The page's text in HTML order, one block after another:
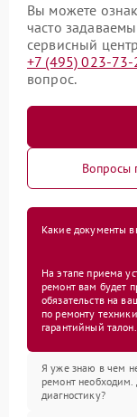
Вы можете
часто
сервисный
+7 (495) 023-73-
вопрос.
Вопросы
Какие документы
На этапе приема
ремонт вам будет
обязательств на
по ремонту
гарантийный талон.
Я уже знаю в чем
ремонт необходим.
диагностику?